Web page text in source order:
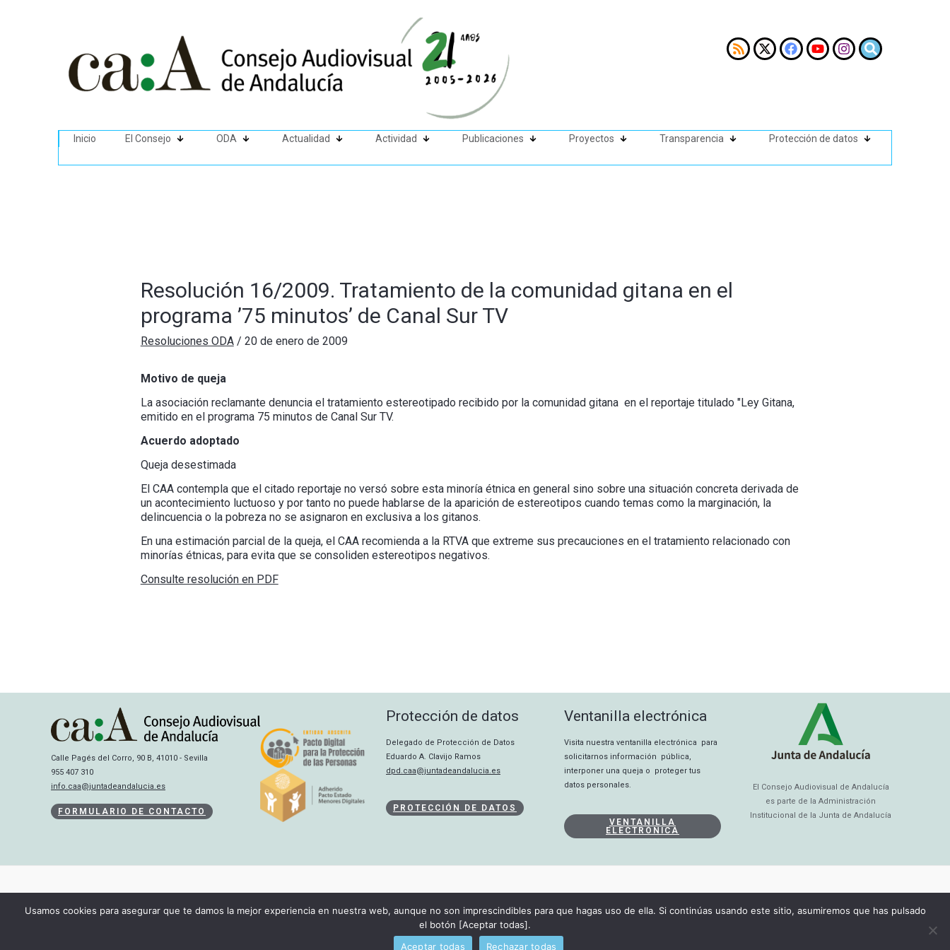
Inicio El Consejo ODA Actualidad Actividad Publicaciones Proyectos Transparencia Protección de datos
Resolución 16/2009. Tratamiento de la comunidad gitana en el
programa ’75 minutos’ de Canal Sur TV
Resoluciones ODA/ 20 de enero de 2009
Motivo de queja
La asociación reclamante denuncia el tratamiento estereotipado recibido por la comunidad gitana en el reportaje titulado "Ley Gitana,
emitido en el programa 75 minutos de Canal Sur TV.
Acuerdo adoptado
Queja desestimada
El CAA contempla que el citado reportaje no versó sobre esta minoría étnica en general sino sobre una situación concreta derivada de
un acontecimiento luctuoso y por tanto no puede hablarse de la aparición de estereotipos cuando temas como la marginación, la
delincuencia o la pobreza no se asignaron en exclusiva a los gitanos.
En una estimación parcial de la queja, el CAA recomienda a la RTVA que extreme sus precauciones en el tratamiento relacionado con
minorías étnicas, para evita que se consoliden estereotipos negativos.
Consulte resolución en PDF
Calle Pagés del Corro, 90 B, 41010 - Sevilla
955 407 310
info.caa@juntadeandalucia.es
FORMULARIO DE CONTACTO
Protección de datos
Delegado de Protección de Datos
Eduardo A. Clavijo Ramos
dpd.caa@juntadeandalucia.es
PROTECCIÓN DE DATOS
Ventanilla electrónica
Visita nuestra ventanilla electrónica para
solicitarnos información pública,
interponer una queja o proteger tus
datos personales.
VENTANILLA
ELECTRÓNICA
El Consejo Audiovisual de Andalucía
es parte de la Administración
Institucional de la Junta de Andalucía
CANAL INTERNO
DECLARACIÓN DE ACCESIBILIDAD
Copyright © 2026 Consejo Audiovisual de Andalucía
Usamos cookies para asegurar que te damos la mejor experiencia en nuestra web, aunque no son imprescindibles para que hagas uso de ella. Si continúas usando este sitio, asumiremos que has pulsado
el botón [Aceptar todas].
Aceptar todas
Rechazar todas